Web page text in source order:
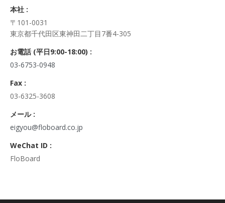
口に申し出ることができます。
その際、弊社はご本人を確認させていただいたうえで、合理的
な期間内に対応いたします。
株式会社FloBoard 個人情報問合せ窓口
〒101-0031 東京都千代田区東神田二丁目7番4-305
メールアドレス: info@floboard.co.jp TEL: 03-6753-0948
ールデンウィークを除く)
6. 個人情報における任意性について
個人情報のご提供は、ご本人の任意です。ただし、必須項目を
ご入力頂けない場合は本フォームをご利用頂けませんので、ご
了承ください。
本社 :
〒101-0031
東京都千代田区東神田二丁目7番4-305
お電話 (平日9:00-18:00) :
03-6753-0948
Fax :
03-6325-3608
メール :
eigyou@floboard.co.jp
WeChat ID :
FloBoard